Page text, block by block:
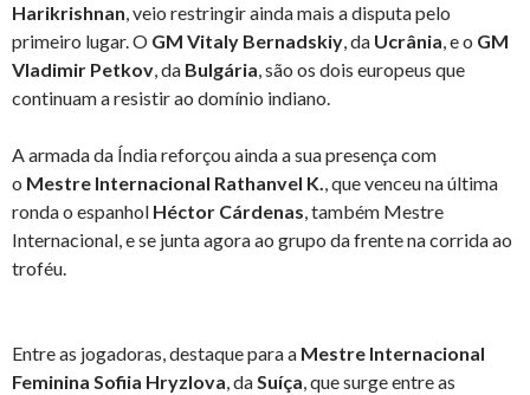
Harikrishnan, veio restringir ainda mais a disputa pelo
primeiro lugar. O GM Vitaly Bernadskiy, da Ucrânia, e o GM
Vladimir Petkov, da Bulgária, são os dois europeus que
continuam a resistir ao domínio indiano.
A armada da Índia reforçou ainda a sua presença com
o Mestre Internacional Rathanvel K., que venceu na última
ronda o espanhol Héctor Cárdenas, também Mestre
Internacional, e se junta agora ao grupo da frente na corrida ao
troféu.
Entre as jogadoras, destaque para a Mestre Internacional
Feminina Sofiia Hryzlova, daSuíça, que surge entre as